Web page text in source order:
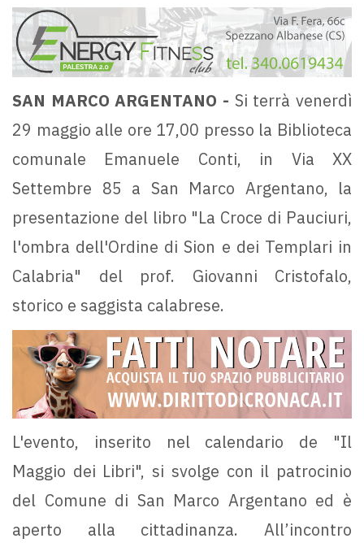
SAN MARCO ARGENTANO - Si terrà venerdì
29 maggio alle ore 17,00 presso la Biblioteca
comunale Emanuele Conti, in Via XX
Settembre 85 a San Marco Argentano, la
presentazione del libro "La Croce di Pauciuri,
l'ombra dell'Ordine di Sion e dei Templari in
Calabria" del prof. Giovanni Cristofalo,
storico e saggista calabrese.
L'evento, inserito nel calendario de "Il
Maggio dei Libri", si svolge con il patrocinio
del Comune di San Marco Argentano ed è
aperto alla cittadinanza. All’incontro